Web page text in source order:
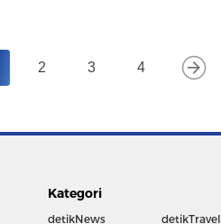
2 3 4
Kategori
detikNews detikTravel